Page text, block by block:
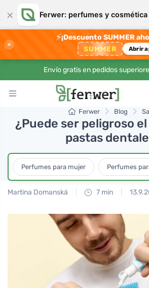
× Ferwer: perfumes y cosmética
×
⚡¡Descuento SUMMER
SUMMER Abrir
Envío gratis en pedidos
Ferwer Blog
¿Puede ser peligroso
pastas
Perfumes para mujer Perfumes
Martina Domanská 7 min